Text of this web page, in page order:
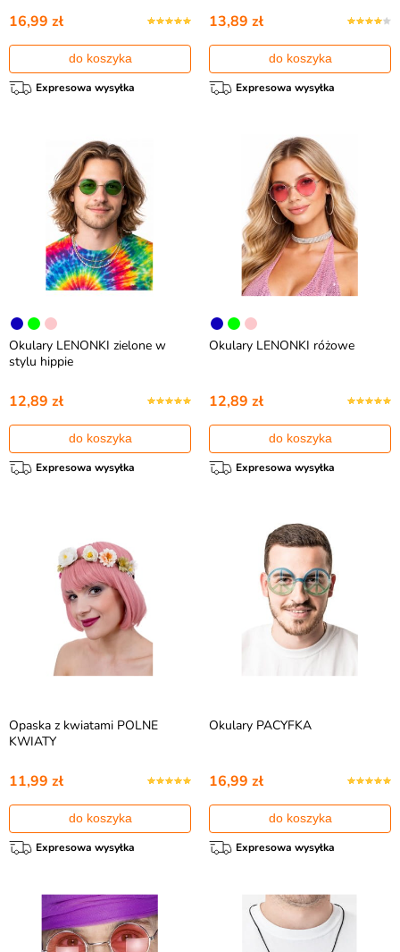
16,99 zł
do koszyka
Expresowa wysyłka
13,89 zł
do koszyka
Expresowa wysyłka
Okulary LENONKI zielone w
stylu hippie
12,89 zł
do koszyka
Expresowa wysyłka
Okulary LENONKI różowe
12,89 zł
do koszyka
Expresowa wysyłka
Opaska z kwiatami POLNE
KWIATY
11,99 zł
do koszyka
Expresowa wysyłka
Okulary PACYFKA
16,99 zł
do koszyka
Expresowa wysyłka